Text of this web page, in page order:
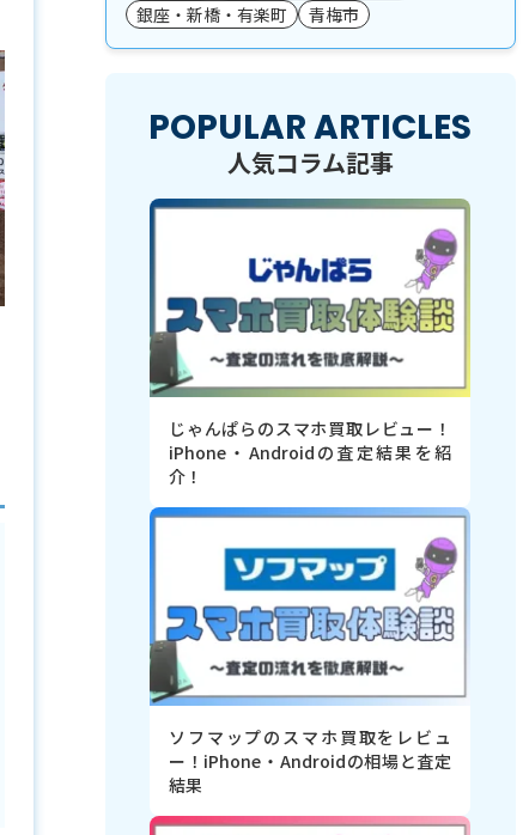
銀座・新橋・有楽町
青梅市
POPULAR ARTICLES
人気コラム記事
じゃんぱらのスマホ買取レビュー！
iPhone・Androidの査定結果を紹
介！
ソフマップのスマホ買取をレビュ
ー！iPhone・Androidの相場と査定
結果